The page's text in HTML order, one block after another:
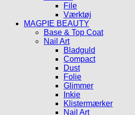
File
Værktøj
MAGPIE BEAUTY
Base & Top Coat
Nail Art
Bladguld
Compact
Dust
Folie
Glimmer
Inkie
Klistermærker
Nail Art